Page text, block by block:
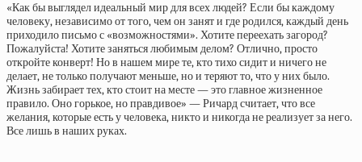
«Как бы выглядел идеальный мир для всех людей? Если бы каждому
человеку, независимо от того, чем он занят и где родился, каждый день
приходило письмо с «возможностями». Хотите переехать загород?
Пожалуйста! Хотите заняться любимым делом? Отлично, просто
откройте конверт! Но в нашем мире те, кто тихо сидит и ничего не
делает, не только получают меньше, но и теряют то, что у них было.
Жизнь забирает тех, кто стоит на месте — это главное жизненное
правило. Оно горькое, но правдивое» — Ричард считает, что все
желания, которые есть у человека, никто и никогда не реализует за него.
Все лишь в наших руках.